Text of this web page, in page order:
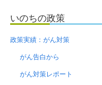
いのちの政策
政策実績：がん対策
がん告白から
がん対策レポート